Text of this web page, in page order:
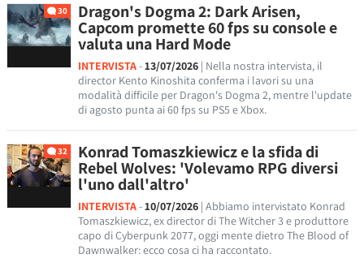
30 Dragon's Dogma 2: Dark Arisen,
Capcom promette 60 fps su console e
valuta una Hard Mode
INTERVISTA-13/07/2026 | Nella nostra intervista, il
director Kento Kinoshita conferma i lavori su una
modalità difficile per Dragon's Dogma 2, mentre l'update
di agosto punta ai 60 fps su PS5 e Xbox.
32 Konrad Tomaszkiewicz e la sfida di
Rebel Wolves: 'Volevamo RPG diversi
l'uno dall'altro'
INTERVISTA-10/07/2026 | Abbiamo intervistato Konrad
Tomaszkiewicz, ex director di The Witcher 3 e produttore
capo di Cyberpunk 2077, oggi mente dietro The Blood of
Dawnwalker: ecco cosa ci ha raccontato.